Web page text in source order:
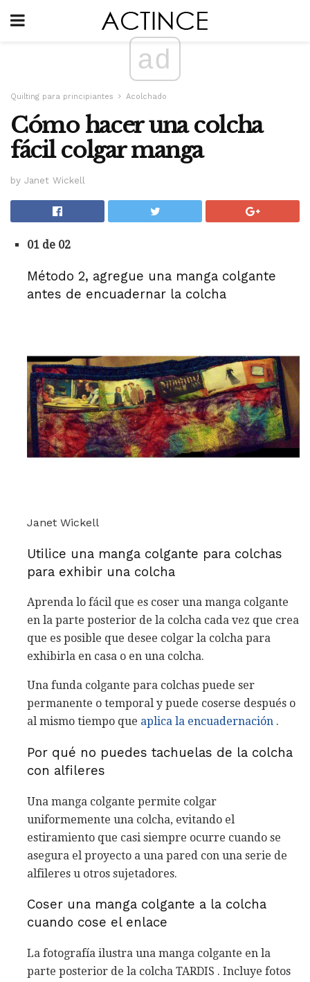
ad
Quilting para principiantes Acolchado
Cómo hacer una colcha
fácil colgar manga
by Janet Wickell
01 de 02
Método 2, agregue una manga colgante
antes de encuadernar la colcha
Janet Wickell
Utilice una manga colgante para colchas
para exhibir una colcha
Aprenda lo fácil que es coser una manga colgante
en la parte posterior de la colcha cada vez que crea
que es posible que desee colgar la colcha para
exhibirla en casa o en una colcha.
Una funda colgante para colchas puede ser
permanente o temporal y puede coserse después o
al mismo tiempo que aplica la encuadernación .
Por qué no puedes tachuelas de la colcha
con alfileres
Una manga colgante permite colgar
uniformemente una colcha, evitando el
estiramiento que casi siempre ocurre cuando se
asegura el proyecto a una pared con una serie de
alfileres u otros sujetadores.
Coser una manga colgante a la colcha
cuando cose el enlace
La fotografía ilustra una manga colgante en la
parte posterior de la colcha TARDIS . Incluye fotos